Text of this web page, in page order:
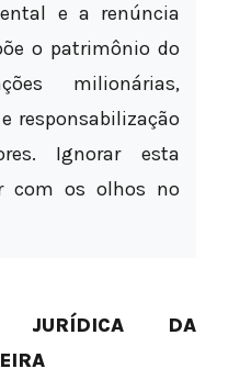
e a renúncia
o patrimônio do
milionárias,
responsabilização
Ignorar esta
com os olhos no
JURÍDICA DA